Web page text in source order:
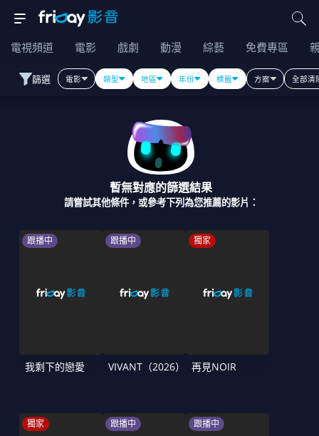
電視頻道 電影 戲劇 動漫 綜藝 免費專區
篩選 電影 類型 地區 年份 標籤 方案 全部清
暫無對應的篩選結果
請嘗試其他條件，或參考下列為您推薦的影片：
跟播中
我剩下的戀愛
跟播中
VIVANT（2026）
獨家
再見NOIR
獨家 跟播中 跟播中